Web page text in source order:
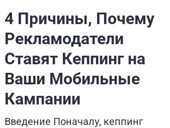
4 Причины, Почему
Рекламодатели
Ставят Кеппинг на
Ваши Мобильные
Кампании
Введение Поначалу, кеппинг